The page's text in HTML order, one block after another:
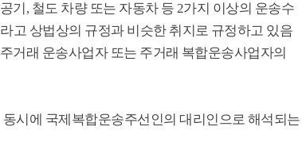
기, 철도 차량 또는 자동차 등 2가지 이상의 운송수
고 상법상의 규정과 비슷한 취지로 규정하고 있음
거래 운송사업자 또는 주거래 복합운송사업자의
시에 국제복합운송주선인의 대리인으로 해석되는